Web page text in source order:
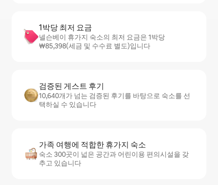
1박당 최저 요금
넬슨베이 휴가지 숙소의 최저 요금은 1박당
₩85,398(세금 및 수수료 별도)입니다
검증된 게스트 후기
10,640개가 넘는 검증된 후기를 바탕으로 숙소를 선
택하실 수 있습니다
가족 여행에 적합한 휴가지 숙소
숙소 300곳이 넓은 공간과 어린이용 편의시설을 갖
추고 있습니다